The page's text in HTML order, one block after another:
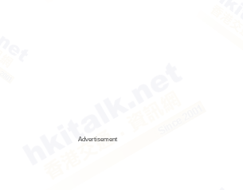
Advertisement